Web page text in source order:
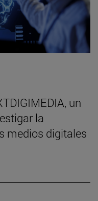
un
la
medios digitales